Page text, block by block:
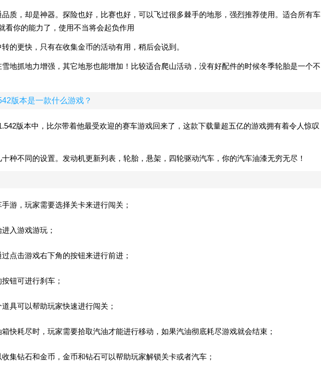
质，却是神器。探险也好，比赛也好，可以飞过很多棘手的地形，强烈推荐使用。适合所有车
看你的能力了，使用不当将会起负作用
的更快，只有在收集金币的活动有用，稍后会说到。
地抓地力增强，其它地形也能增加！比较适合爬山活动，没有好配件的时候冬季轮胎是一个不
版本是一款什么游戏？
版本中，比尔带着他最受欢迎的赛车游戏回来了，这款下载量超五亿的游戏拥有着令人惊叹
种不同的设置。发动机更新列表，轮胎，悬架，四轮驱动汽车，你的汽车油漆无穷无尽！
游，玩家需要选择关卡来进行闯关；
入游戏游玩；
点击游戏右下角的按钮来进行前进；
钮可进行刹车；
具可以帮助玩家快速进行闯关；
快耗尽时，玩家需要拾取汽油才能进行移动，如果汽油彻底耗尽游戏就会结束；
集钻石和金币，金币和钻石可以帮助玩家解锁关卡或者汽车；